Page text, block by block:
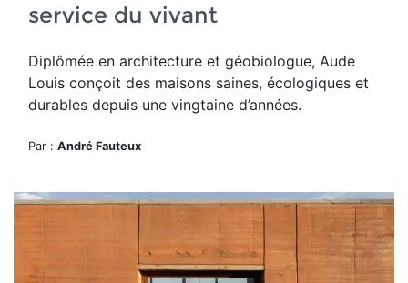
service du vivant
Diplômée en architecture et géobiologue, Aude
Louis conçoit des maisons saines, écologiques et
durables depuis une vingtaine d’années.
Par : André Fauteux